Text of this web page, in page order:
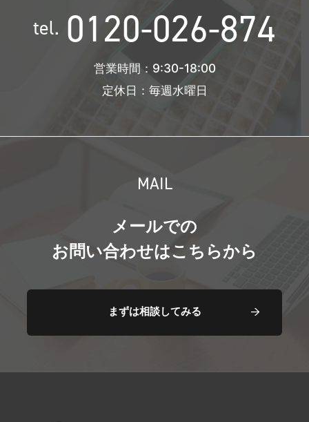
tel. 0120-026-874
営業時間：9:30-18:00
定休日：毎週水曜日
MAIL
メールでの
お問い合わせはこちらから
まずは相談してみる